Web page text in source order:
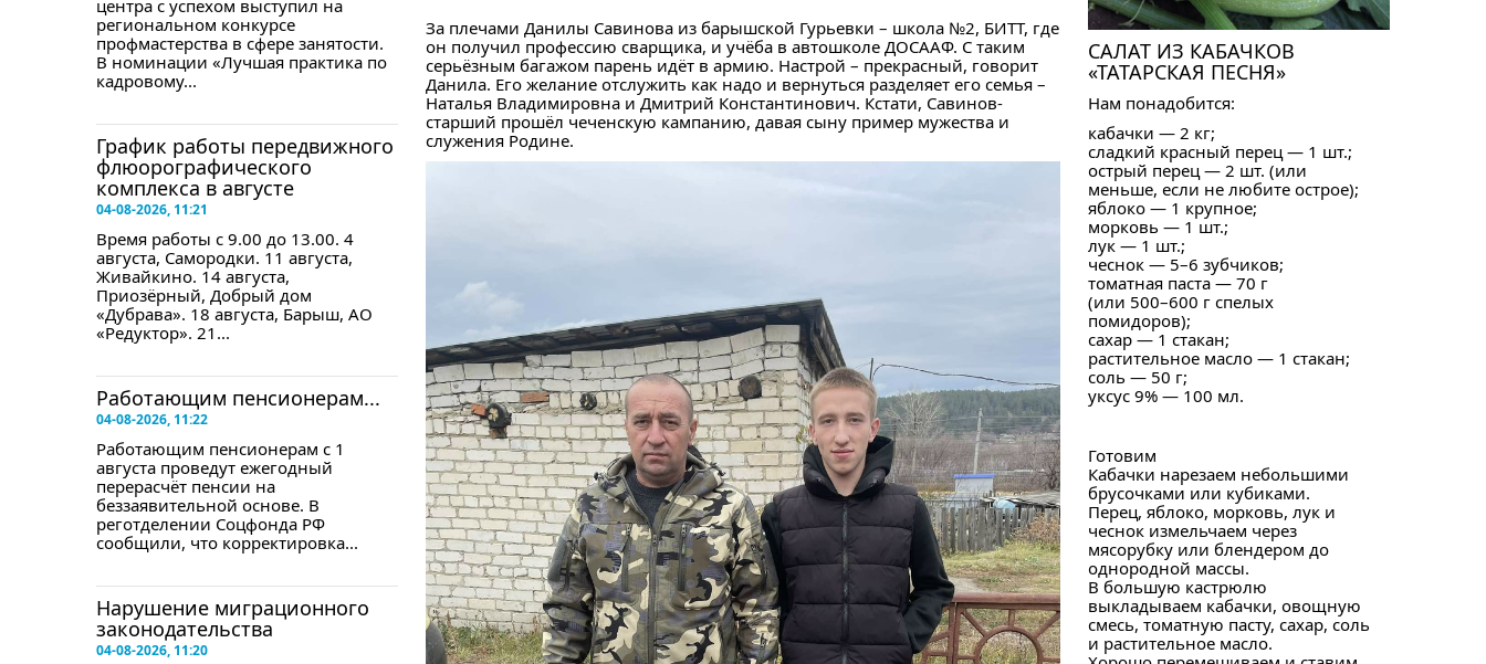
центра с успехом выступил на
региональном конкурсе
профмастерства в сфере занятости.
В номинации «Лучшая практика по
кадровому...
График работы передвижного
флюорографического
комплекса в августе
04-08-2026, 11:21
Время работы с 9.00 до 13.00. 4
августа, Самородки. 11 августа,
Живайкино. 14 августа,
Приозёрный, Добрый дом
«Дубрава». 18 августа, Барыш, АО
«Редуктор». 21...
Работающим пенсионерам...
04-08-2026, 11:22
Работающим пенсионерам с 1
августа проведут ежегодный
перерасчёт пенсии на
беззаявительной основе. В
реготделении Соцфонда РФ
сообщили, что корректировка...
Нарушение миграционного
законодательства
04-08-2026, 11:20
За плечами Данилы Савинова из барышской Гурьевки – школа №2, БИТТ, где
он получил профессию сварщика, и учёба в автошколе ДОСААФ. С таким
серьёзным багажом парень идёт в армию. Настрой – прекрасный, говорит
Данила. Его желание отслужить как надо и вернуться разделяет его семья –
Наталья Владимировна и Дмитрий Константинович. Кстати, Савинов-
старший прошёл чеченскую кампанию, давая сыну пример мужества и
служения Родине.
САЛАТ ИЗ КАБАЧКОВ
«ТАТАРСКАЯ ПЕСНЯ»
Нам понадобится:
кабачки — 2 кг;
сладкий красный перец — 1 шт.;
острый перец — 2 шт. (или
меньше, если не любите острое);
яблоко — 1 крупное;
морковь — 1 шт.;
лук — 1 шт.;
чеснок — 5–6 зубчиков;
томатная паста — 70 г
(или 500–600 г спелых
помидоров);
сахар — 1 стакан;
растительное масло — 1 стакан;
соль — 50 г;
уксус 9% — 100 мл.
Готовим
Кабачки нарезаем небольшими
брусочками или кубиками.
Перец, яблоко, морковь, лук и
чеснок измельчаем через
мясорубку или блендером до
однородной массы.
В большую кастрюлю
выкладываем кабачки, овощную
смесь, томатную пасту, сахар, соль
и растительное масло.